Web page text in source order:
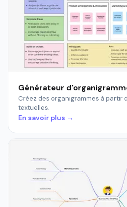
Générateur
Créez des organigrammes à partir
textuelles.
En savoir plus →